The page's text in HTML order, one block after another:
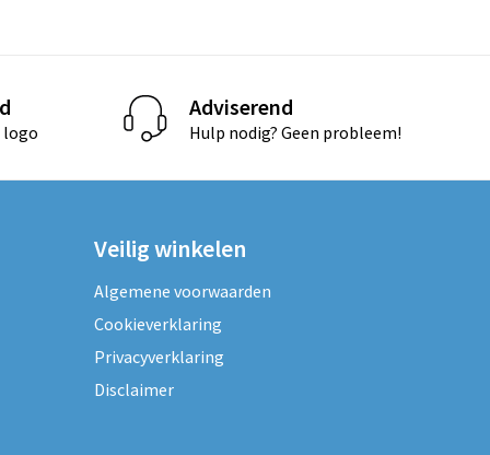
logo
Adviserend
Hulp nodig? Geen probleem!
Veilig winkelen
Algemene voorwaarden
Cookieverklaring
Privacyverklaring
Disclaimer